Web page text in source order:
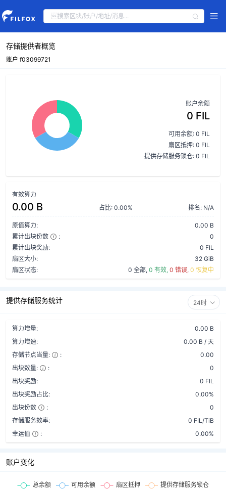
存储提供者概览
账户 f03099721
账户余额
0 FIL
可用余额: 0 FIL
扇区抵押: 0 FIL
提供存储服务锁仓: 0 FIL
有效算力
0.00 B 占比: 0.00% 排名: N/A
原值算力:
0.00 B
累计出块份数
:
0
累计出块奖励:
0 FIL
扇区大小:
32 GiB
扇区状态:
0 全部, 0 有效, 0 错误, 0 恢复中
提供存储服务统计 24时
算力增量:
0.00 B
算力增速:
0.00 B / 天
存储节点当量:
:
0.00
出块数量:
:
0
出块奖励:
0 FIL
出块奖励占比:
0.00%
出块份数
:
0
存储服务效率:
0 FIL/TiB
幸运值
: 0.00%
账户变化